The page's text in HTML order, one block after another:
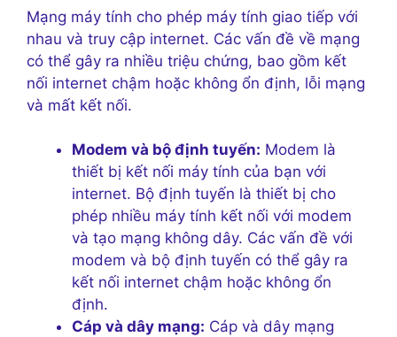
Mạng máy tính cho phép máy tính giao tiếp với
nhau và truy cập internet. Các vấn đề về mạng
có thể gây ra nhiều triệu chứng, bao gồm kết
nối internet chậm hoặc không ổn định, lỗi mạng
và mất kết nối.
Modem và bộ định tuyến: Modem là
thiết bị kết nối máy tính của bạn với
internet. Bộ định tuyến là thiết bị cho
phép nhiều máy tính kết nối với modem
và tạo mạng không dây. Các vấn đề với
modem và bộ định tuyến có thể gây ra
kết nối internet chậm hoặc không ổn
định.
Cáp và dây mạng: Cáp và dây mạng